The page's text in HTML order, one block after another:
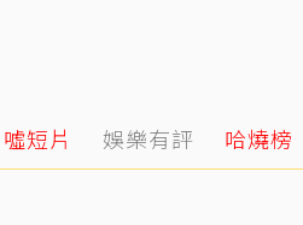
噓短片 娛樂有評 哈燒榜